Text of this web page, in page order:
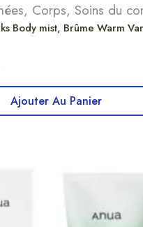
, Corps, Soins du
Body mist, Brûme Warm
Ajouter Au Panier